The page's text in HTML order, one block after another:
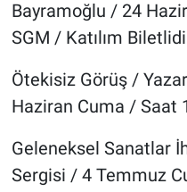
Bayramoğlu / 24
SGM / Katılım
Ötekisiz Görüş /
Haziran Cuma / Saat
Geleneksel Sanatlar
Sergisi / 4 Temmuz